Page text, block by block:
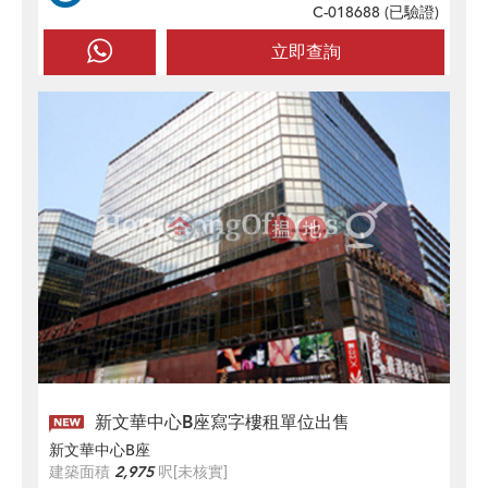
立即查詢
C-018688 (已驗證)
新文華中心B座寫字樓租單位出售
新文華中心B座
建築面積 2,975呎[未核實]